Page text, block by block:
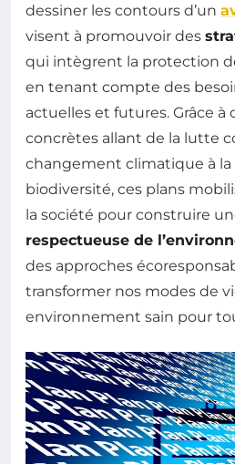
dessiner les contours d’un
visent à promouvoir des
qui intègrent la protection
en tenant compte des
actuelles et futures. Grâce à
concrètes allant de la lutte
changement climatique à la
biodiversité, ces plans
la société pour construire
respectueuse de
des approches
transformer nos modes de
environnement sain pour